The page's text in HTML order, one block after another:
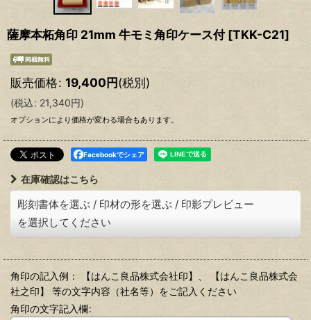
薩摩本柘角印 21mm 牛モミ角印ケース付 [TKK-C21]
販売価格: 19,400円(税別)
(税込: 21,340円)
オプションにより価格が変わる場合もあります。
Facebookでシェア
在庫確認はこちら
彫刻書体を選ぶ / 印材の形を選ぶ / 印影プレビュー
を選択してください
角印の記入例： 【はんこ良品株式会社印】、 【はんこ良品株式会
社之印】 等の文字内容（社名等）をご記入ください
角印の文字記入欄: